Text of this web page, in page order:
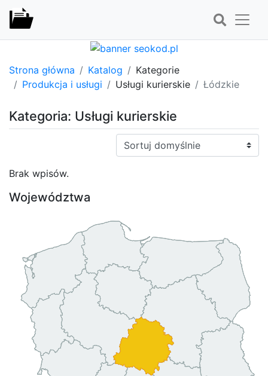
Strona główna Katalog
Kategorie
Produkcja i usługi
Usługi kurierskie Łódzkie
Kategoria: Usługi kurierskie
Sortuj:
Brak wpisów.
Województwa